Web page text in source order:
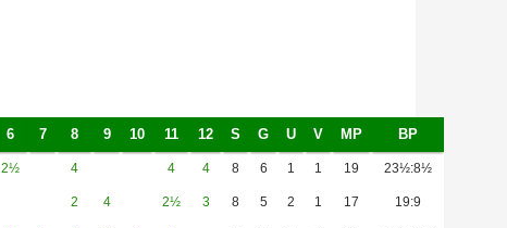
6 7 8 9 10 11 12 S G U V MP BP
2½ 4 4 4 8 6 1 1 19 23½:8½
2 4 2½ 3 8 5 2 1 17 19:9